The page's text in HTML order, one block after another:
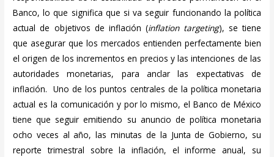
Banco, lo que significa que si va seguir funcionando la política
actual de objetivos de inflación (inflation targeting), se tiene
que asegurar que los mercados entienden perfectamente bien
el origen de los incrementos en precios y las intenciones de las
autoridades monetarias, para anclar las expectativas de
inflación. Uno de los puntos centrales de la política monetaria
actual es la comunicación y por lo mismo, el Banco de México
tiene que seguir emitiendo su anuncio de política monetaria
ocho veces al año, las minutas de la Junta de Gobierno, su
reporte trimestral sobre la inflación, el informe anual, su